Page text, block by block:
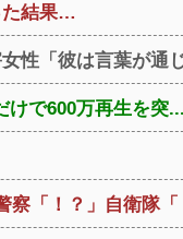
た結果…
性「彼は言葉が通
けで600万再生を突...
察「！？」自衛隊